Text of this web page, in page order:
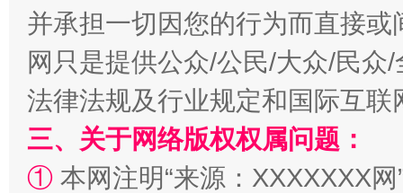
“蜀中异人”王建安的艺术幻境
并承担一切因您的行为而直接
网只是提供公众/公民/大众/民
法律法规及行业规定和国际互
三、关于网络版权权属问题：
① 本网注明“来源：XXXXXXX